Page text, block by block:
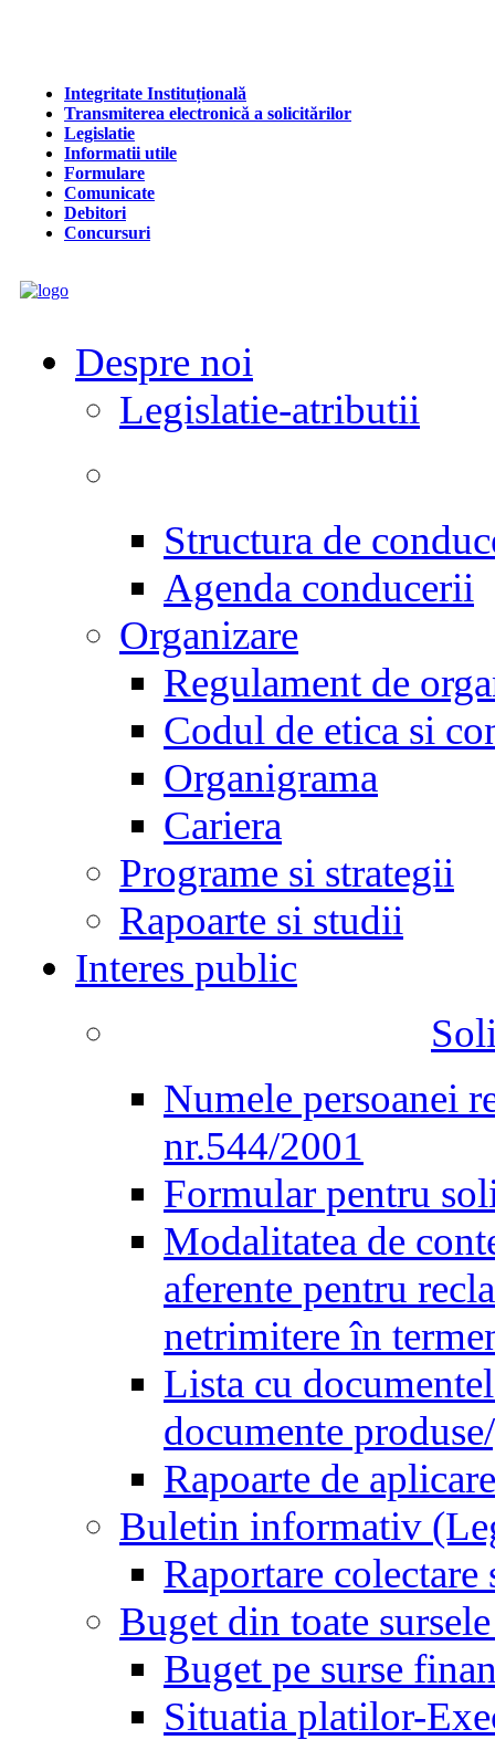
Integritate Instituțională
Transmiterea electronică a solicitărilor
Legislatie
Informatii utile
Formulare
Comunicate
Debitori
Concursuri
Despre noi
Legislatie-atributii
Structura de
Agenda conducerii
Organizare
Regulament de
Codul de etica si
Organigrama
Cariera
Programe si strategii
Rapoarte si studii
Interes public
Numele persoanei
nr.544/2001
Formular pentru
Modalitatea de
aferente pentru
netrimitere în
Lista cu
documente
Rapoarte de
Buletin informativ
Raportare colectare
Buget din toate
Buget pe surse
Situatia platilor-